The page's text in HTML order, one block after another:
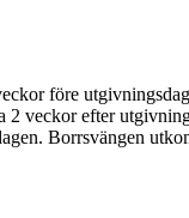
före
2 veckor efter
Borrsvängen